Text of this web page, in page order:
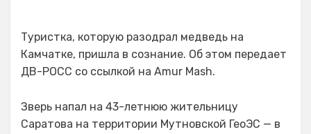
Туристка, которую разодрал медведь на
Камчатке, пришла в сознание. Об этом передает
ДВ-РОСС со ссылкой на Amur Mash.
Зверь напал на 43-летнюю жительницу
Саратова на территории Мутновской ГеоЭС — в